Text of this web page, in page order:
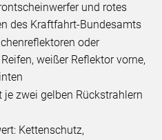
und rotes
des Kraftfahrt-Bundesamts
oder
weißer Reflektor vorne,
zwei gelben Rückstrahlern
Kettenschutz,